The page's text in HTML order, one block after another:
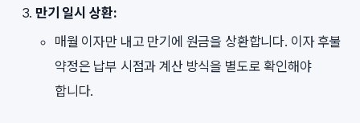
만기 일시 상환:
매월 이자만 내고 만기에 원금을 상환합니다. 이자 후불
약정은 납부 시점과 계산 방식을 별도로 확인해야
합니다.